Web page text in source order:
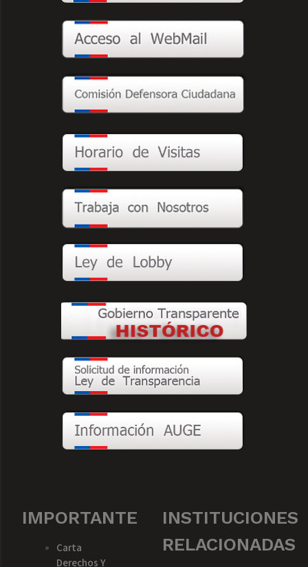
IMPORTANTE
Carta
Derechos Y
INSTITUCIONES
RELACIONADAS